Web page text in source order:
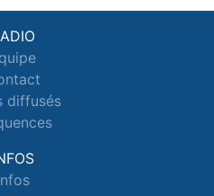
diffusés